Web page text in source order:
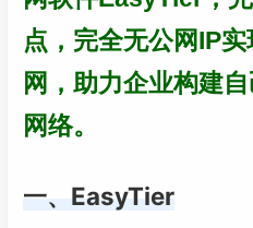
点，完全无公网IP
网，助力企业构建
网络。
一、EasyTier